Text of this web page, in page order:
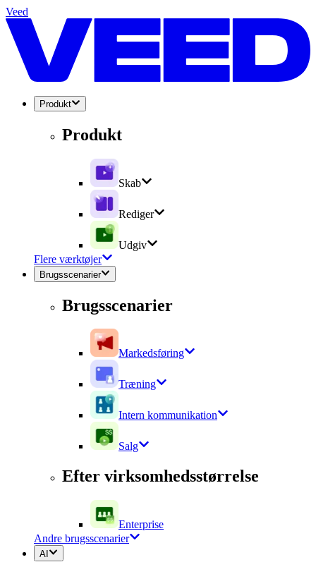
Veed
Produkt
Produkt
Skab
Rediger
Udgiv
Flere værktøjer
Brugsscenarier
Brugsscenarier
Markedsføring
Træning
Intern kommunikation
Salg
Efter virksomhedsstørrelse
Enterprise
Andre brugsscenarier
AI